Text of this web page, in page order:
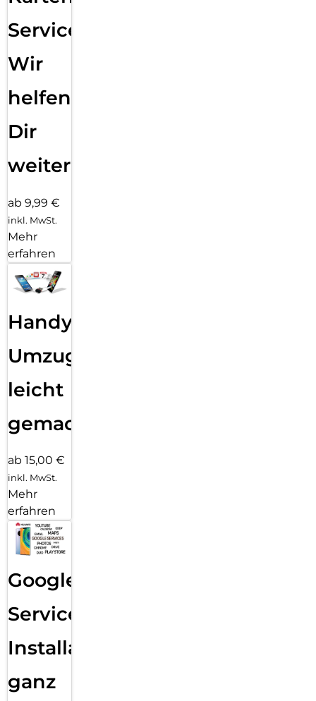
Service:
Wir
helfen
Dir
weiter
ab 9,99 €
inkl. MwSt.
Mehr
erfahren
Handy
Umzug
leicht
gemacht!
ab 15,00 €
inkl. MwSt.
Mehr
erfahren
Google
Services
Installation
ganz